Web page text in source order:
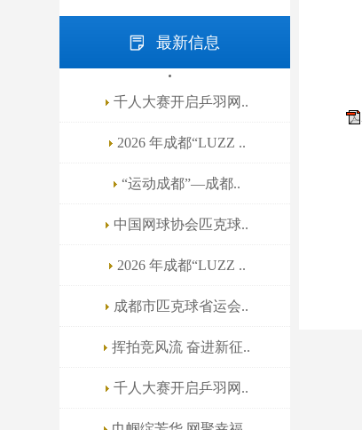
最新信息
千人大赛开启乒羽网..
2026 年成都“LUZZ ..
“运动成都”—成都..
中国网球协会匹克球..
2026 年成都“LUZZ ..
成都市匹克球省运会..
挥拍竞风流 奋进新征..
千人大赛开启乒羽网..